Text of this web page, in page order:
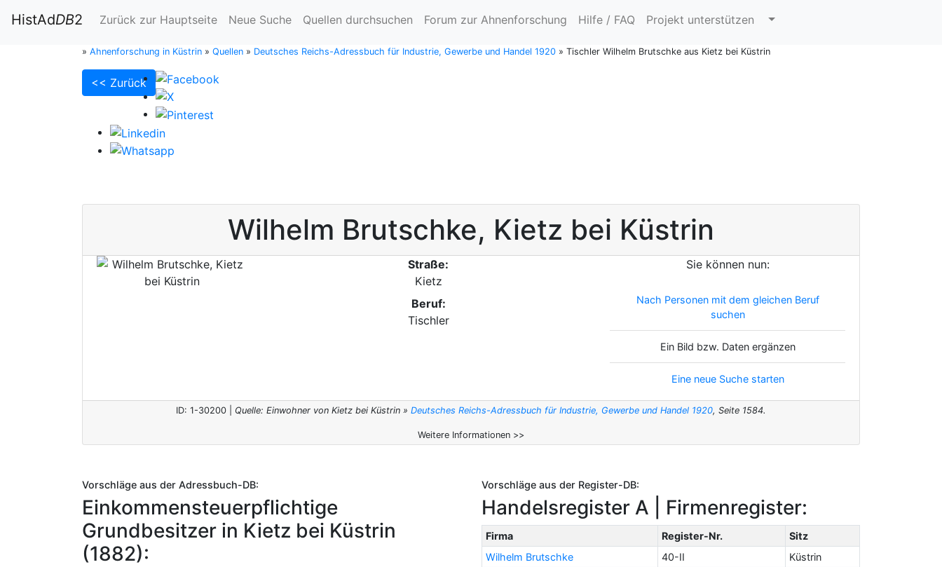
HistAdDB2 Zurück zur Hauptseite Neue Suche Quellen durchsuchen Forum zur Ahnenforschung Hilfe / FAQ Projekt unterstützen
» Ahnenforschung in Küstrin » Quellen » Deutsches Reichs-Adressbuch für Industrie, Gewerbe und Handel 1920 » Tischler Wilhelm Brutschke aus Kietz bei Küstrin
<< Zurück
Wilhelm Brutschke, Kietz bei Küstrin
Straße:
Kietz
Beruf:
Tischler
Sie können nun:
Nach Personen mit dem gleichen Beruf
suchen
Ein Bild bzw. Daten ergänzen
Eine neue Suche starten
ID: 1-30200 | Quelle: Einwohner von Kietz bei Küstrin » Deutsches Reichs-Adressbuch für Industrie, Gewerbe und Handel 1920, Seite 1584.
Weitere Informationen >>
Vorschläge aus der Adressbuch-DB:
Einkommensteuerpflichtige
Grundbesitzer in Kietz bei Küstrin
(1882):
Vorschläge aus der Register-DB:
Handelsregister A | Firmenregister:
Firma Register-Nr.
Sitz
Wilhelm Brutschke
40-II
Küstrin